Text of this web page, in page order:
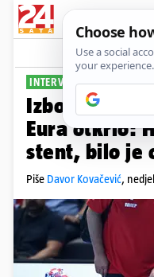
INTERVJU ZA 24SATA
Izbornik
Eura otkrio:
stent, bilo je
Piše Davor Kovačević,